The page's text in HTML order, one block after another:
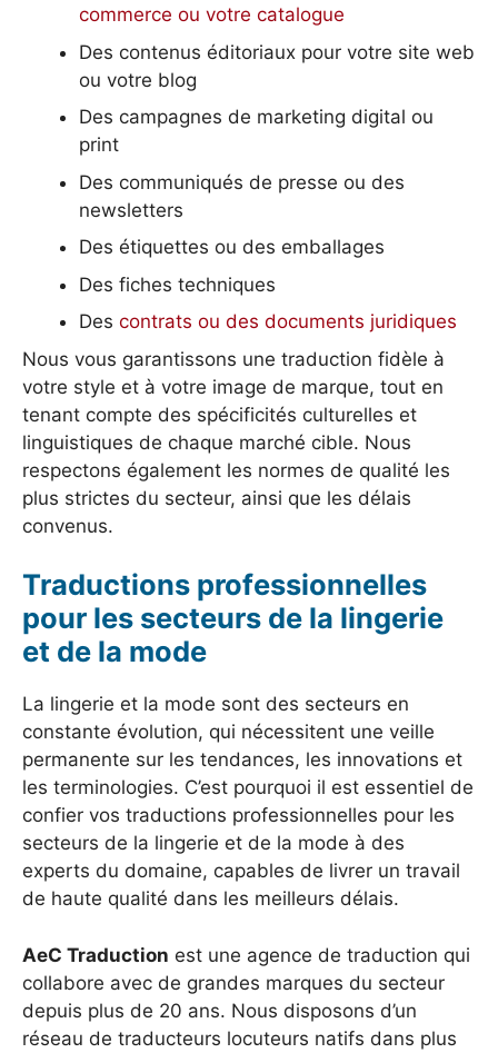
commerce ou votre catalogue
Des contenus éditoriaux pour votre site web
ou votre blog
Des campagnes de marketing digital ou
print
Des communiqués de presse ou des
newsletters
Des étiquettes ou des emballages
Des fiches techniques
Des contrats ou des documents juridiques
Nous vous garantissons une traduction fidèle à
votre style et à votre image de marque, tout en
tenant compte des spécificités culturelles et
linguistiques de chaque marché cible. Nous
respectons également les normes de qualité les
plus strictes du secteur, ainsi que les délais
convenus.
Traductions professionnelles
pour les secteurs de la lingerie
et de la mode
La lingerie et la mode sont des secteurs en
constante évolution, qui nécessitent une veille
permanente sur les tendances, les innovations et
les terminologies. C’est pourquoi il est essentiel de
confier vos traductions professionnelles pour les
secteurs de la lingerie et de la mode à des
experts du domaine, capables de livrer un travail
de haute qualité dans les meilleurs délais.
AeC Traduction est une agence de traduction qui
collabore avec de grandes marques du secteur
depuis plus de 20 ans. Nous disposons d’un
réseau de traducteurs locuteurs natifs dans plus